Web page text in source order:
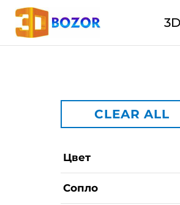
CLEAR ALL
Цвет
Сопло